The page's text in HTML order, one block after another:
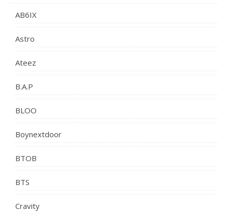
AB6IX
Astro
Ateez
B.A.P
BLOO
Boynextdoor
BTOB
BTS
Cravity